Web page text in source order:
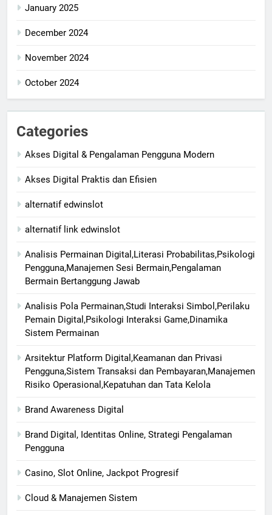
January 2025
December 2024
November 2024
October 2024
Categories
Akses Digital & Pengalaman Pengguna Modern
Akses Digital Praktis dan Efisien
alternatif edwinslot
alternatif link edwinslot
Analisis Permainan Digital,Literasi Probabilitas,Psikologi
Pengguna,Manajemen Sesi Bermain,Pengalaman
Bermain Bertanggung Jawab
Analisis Pola Permainan,Studi Interaksi Simbol,Perilaku
Pemain Digital,Psikologi Interaksi Game,Dinamika
Sistem Permainan
Arsitektur Platform Digital,Keamanan dan Privasi
Pengguna,Sistem Transaksi dan Pembayaran,Manajemen
Risiko Operasional,Kepatuhan dan Tata Kelola
Brand Awareness Digital
Brand Digital, Identitas Online, Strategi Pengalaman
Pengguna
Casino, Slot Online, Jackpot Progresif
Cloud & Manajemen Sistem